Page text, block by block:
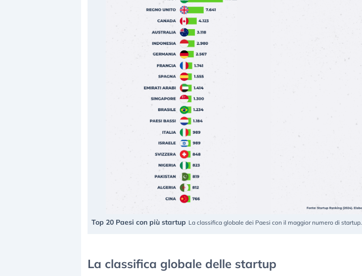
Top 20 Paesi con più startup La classifica globale dei Paesi con il maggior numero di startup.
La classifica globale delle startup